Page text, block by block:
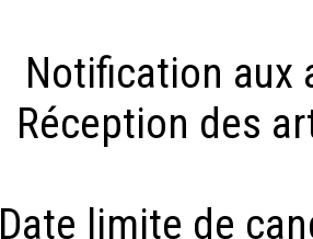
Notification aux
Réception des
Date limite de